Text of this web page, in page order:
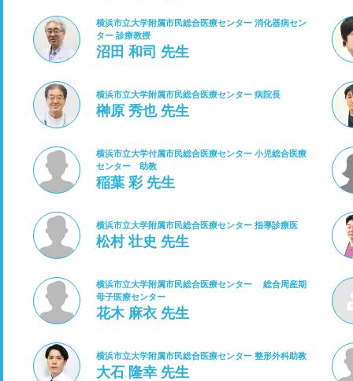
横浜市立大学附属市民総合医療センター 消化器病セン
ター 診療教授
沼田 和司 先生
横浜市立大学附属市民総合医療センター 病院長
榊原 秀也 先生
横浜市立大学付属市民総合医療センター 小児総合医療
センター 助教
稲葉 彩 先生
横浜市立大学附属市民総合医療センター 指導診療医
松村 壮史 先生
横浜市立大学附属市民総合医療センター 総合周産期
母子医療センター
花木 麻衣 先生
横浜市立大学附属市民総合医療センター 整形外科助教
大石 隆幸 先生